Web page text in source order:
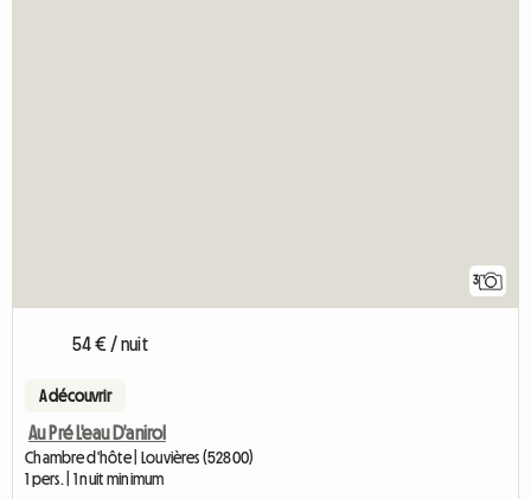
3
54 € / nuit
A découvrir
Au Pré L'eau D'anirol
Chambre d'hôte | Louvières (52800)
1 pers. | 1 nuit minimum